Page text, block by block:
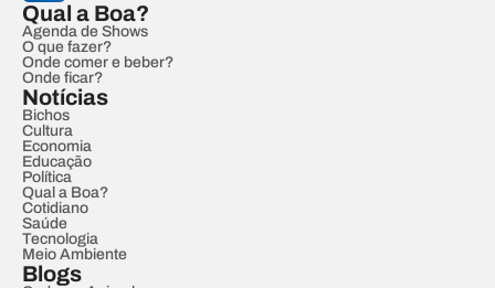
Qual a Boa?
Agenda de Shows
O que fazer?
Onde comer e beber?
Onde ficar?
Notícias
Bichos
Cultura
Economia
Educação
Política
Qual a Boa?
Cotidiano
Saúde
Tecnologia
Meio Ambiente
Blogs